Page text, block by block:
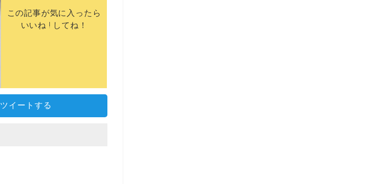
この記事が気に入ったら
いいね ! してね！
ツイートする